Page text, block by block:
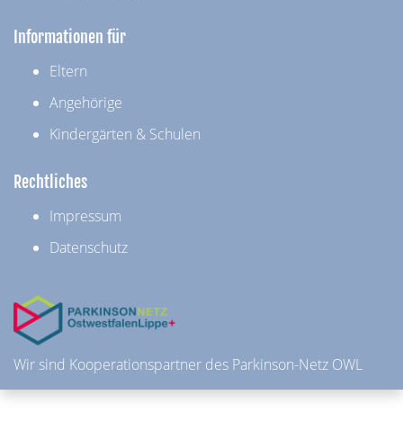
Informationen für
Eltern
Angehörige
Kindergärten & Schulen
Rechtliches
Impressum
Datenschutz
Wir sind Kooperationspartner des Parkinson-Netz OWL